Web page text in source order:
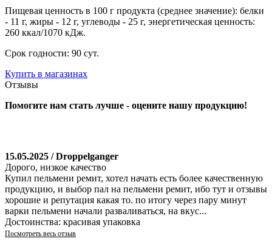
Пищевая ценность в 100 г продукта (среднее значение): белки
- 11 г, жиры - 12 г, углеводы - 25 г, энергетическая ценность:
260 ккал/1070 кДж.
Срок годности: 90 сут.
Купить в магазинах
Отзывы
Помогите нам стать лучше - оцените нашу продукцию!
15.05.2025 / Droppelganger
Дорого, низкое качество
Купил пельмени ремит, хотел начать есть более качественную
продукцию, и выбор пал на пельмени ремит, ибо тут и отзывы
хорошие и репутация какая то. по итогу через пару минут
варки пельмени начали разваливаться, на вкус...
Достоинства: красивая упаковка
Посмотреть весь отзыв